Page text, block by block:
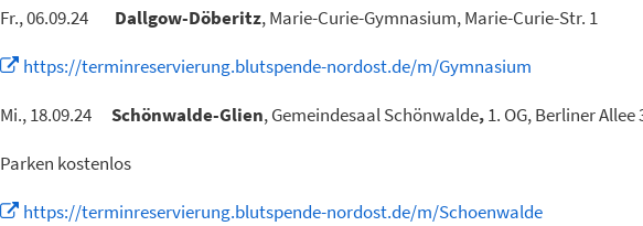
Fr., 06.09.24 Dallgow-Döberitz, Marie-Curie-Gymnasium, Marie-Curie-Str. 1
https://terminreservierung.blutspende-nordost.de/m/Gymnasium
Mi., 18.09.24 Schönwalde-Glien, Gemeindesaal Schönwalde,1. OG, Berliner
Parken kostenlos
https://terminreservierung.blutspende-nordost.de/m/Schoenwalde